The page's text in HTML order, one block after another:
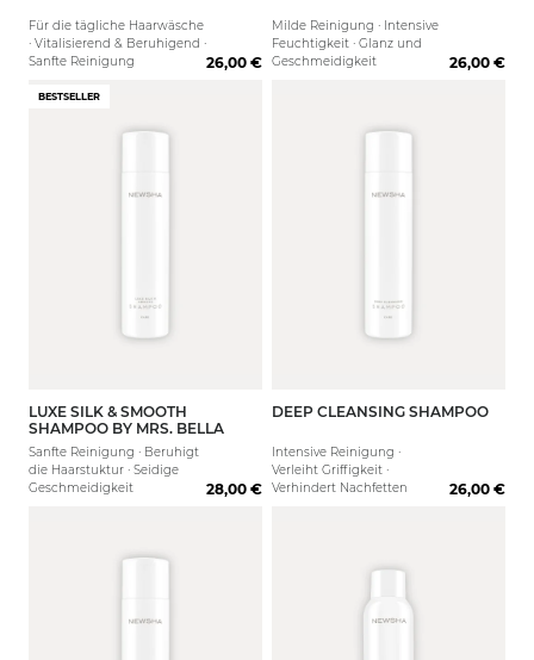
Für die tägliche Haarwäsche
· Vitalisierend & Beruhigend ·
Sanfte Reinigung
26,00 €
Milde Reinigung · Intensive
Feuchtigkeit · Glanz und
Geschmeidigkeit
26,00 €
BESTSELLER
250 ml 1000 ml
LUXE SILK & SMOOTH
SHAMPOO BY MRS. BELLA
Sanfte Reinigung · Beruhigt
die Haarstuktur · Seidige
Geschmeidigkeit
28,00 €
80 ml 250 ml
DEEP CLEANSING SHAMPOO
Intensive Reinigung ·
Verleiht Griffigkeit ·
Verhindert Nachfetten
26,00 €